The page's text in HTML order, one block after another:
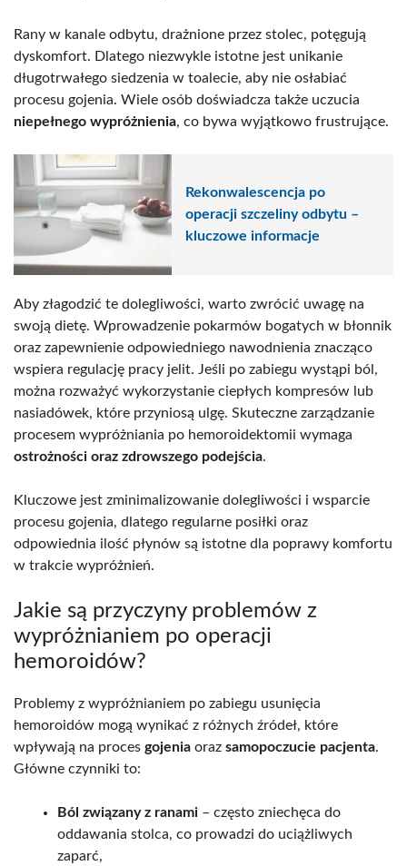
Rany w kanale odbytu, drażnione przez stolec, potęgują
dyskomfort. Dlatego niezwykle istotne jest unikanie
długotrwałego siedzenia w toalecie, aby nie osłabiać
procesu gojenia. Wiele osób doświadcza także uczucia
niepełnego wypróżnienia, co bywa wyjątkowo frustrujące.
Rekonwalescencja po
operacji szczeliny odbytu –
kluczowe informacje
Aby złagodzić te dolegliwości, warto zwrócić uwagę na
swoją dietę. Wprowadzenie pokarmów bogatych w błonnik
oraz zapewnienie odpowiedniego nawodnienia znacząco
wspiera regulację pracy jelit. Jeśli po zabiegu wystąpi ból,
można rozważyć wykorzystanie ciepłych kompresów lub
nasiadówek, które przyniosą ulgę. Skuteczne zarządzanie
procesem wypróżniania po hemoroidektomii wymaga
ostrożności oraz zdrowszego podejścia.
Kluczowe jest zminimalizowanie dolegliwości i wsparcie
procesu gojenia, dlatego regularne posiłki oraz
odpowiednia ilość płynów są istotne dla poprawy komfortu
w trakcie wypróżnień.
Jakie są przyczyny problemów z
wypróżnianiem po operacji
hemoroidów?
Problemy z wypróżnianiem po zabiegu usunięcia
hemoroidów mogą wynikać z różnych źródeł, które
wpływają na proces gojenia oraz samopoczucie pacjenta.
Główne czynniki to:
Ból związany z ranami – często zniechęca do
oddawania stolca, co prowadzi do uciążliwych
zaparć,